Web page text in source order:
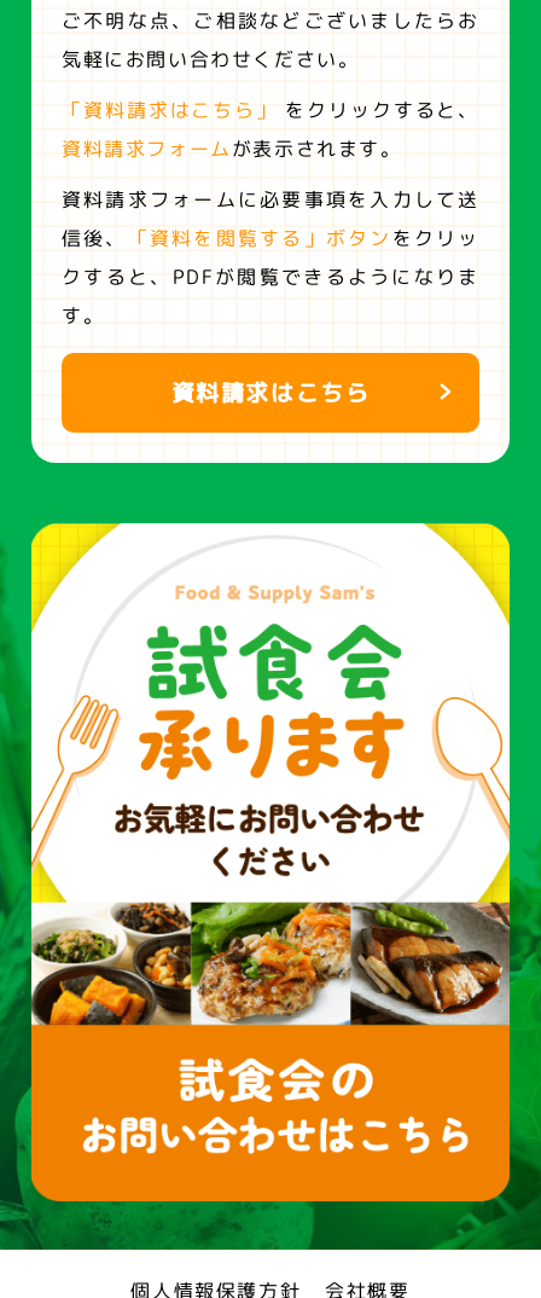
ご不明な点、ご相談などございましたらお
気軽にお問い合わせください。
「資料請求はこちら」
をクリックすると、
資料請求フォームが表示されます。
資料請求フォームに必要事項を入力して送
信後、
「資料を閲覧する」ボタン をクリッ
クすると、 PDFが閲覧できるようになりま
す。
資料請求はこちら
個人情報保護方針 会社概要